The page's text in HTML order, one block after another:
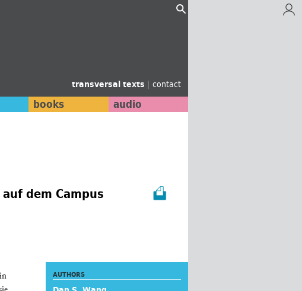
transversal texts | contact
books audio
dem Campus
AUTHORS